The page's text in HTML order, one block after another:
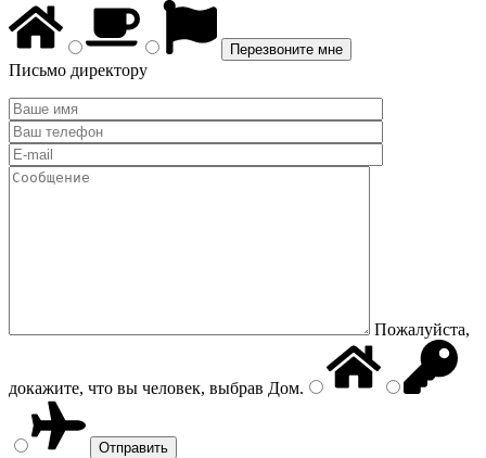
Письмо директору
Пожалуйста,
докажите, что вы человек, выбрав Дом.